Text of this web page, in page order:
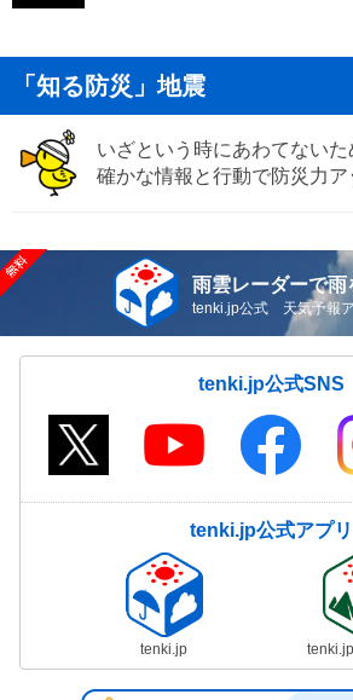
「知る防災」地震
いざという時にあわてないた
確かな情報と行動で防災力ア
雨雲レーダーで雨
tenki.jp公式 天気予報
tenki.jp公式SNS
tenki.jp公式アプリ
tenki.jp